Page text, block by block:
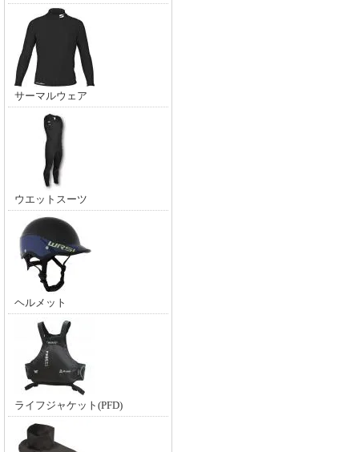
サーマルウェア
ウエットスーツ
ヘルメット
ライフジャケット(PFD)